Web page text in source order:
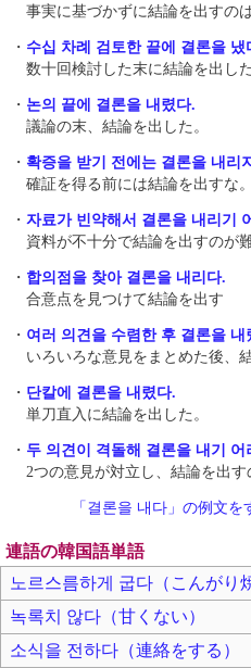
事実に基づかずに結論を出すの
・ 수십 차례 검토한 끝에 결론을 냈
数十回検討した末に結論を出した
・ 논의 끝에 결론을 내렸다.
議論の末、結論を出した。
・ 확증을 받기 전에는 결론을 내리
確証を得る前には結論を出すな。
・ 자료가 빈약해서 결론을 내리기
資料が不十分で結論を出すのが難
・ 합의점을 찾아 결론을 내리다 .
合意点を見つけて結論を出す
・ 여러 의견을 수렴한 후 결론을 내
いろいろな意見をまとめた後、
・ 단칼에 결론을 내렸다.
単刀直入に結論を出した。
・ 두 의견이 격돌해 결론을 내기 어
2つの意見が対立し、結論を出す
「결론을 내다」の例文を
連語の韓国語単語
노르스름하게 굽다（こんがり
녹록치 않다（甘くない）
소식을 전하다（連絡をする）